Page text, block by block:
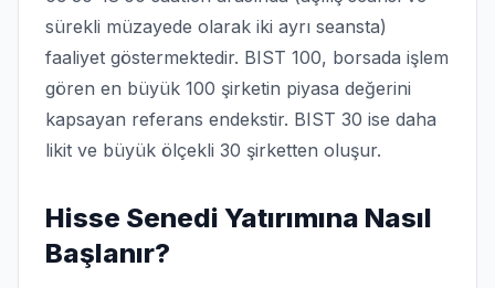
sürekli müzayede olarak iki ayrı seansta)
faaliyet göstermektedir. BIST 100, borsada işlem
gören en büyük 100 şirketin piyasa değerini
kapsayan referans endekstir. BIST 30 ise daha
likit ve büyük ölçekli 30 şirketten oluşur.
Hisse Senedi Yatırımına Nasıl
Başlanır?